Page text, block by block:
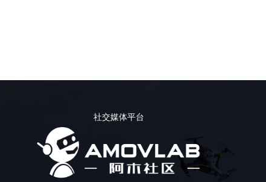
社交媒体平台